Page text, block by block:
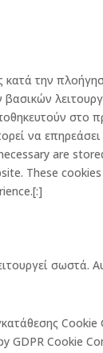
κατά την
στο
να
are
These
σωστά.
GDPR Cookie